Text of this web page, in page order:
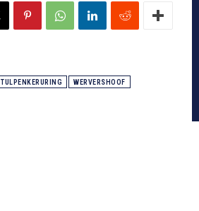
TULPENKERURING WERVERSHOOF